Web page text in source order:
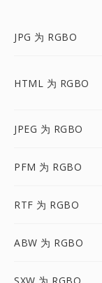
JPG 为 RGBO
HTML 为 RGBO
JPEG 为 RGBO
PFM 为 RGBO
RTF 为 RGBO
ABW 为 RGBO